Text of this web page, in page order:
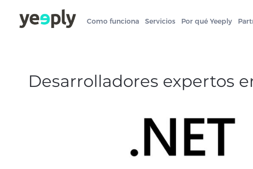
Como funciona Servicios Por qué Yeeply
Desarrolladores expertos